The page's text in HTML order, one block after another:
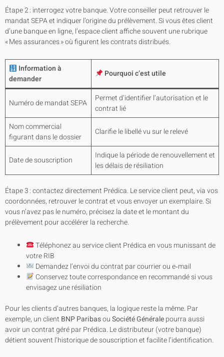
Étape 2 : interrogez votre banque. Votre conseiller peut retrouver le
mandat SEPA et indiquer l’origine du prélèvement. Si vous êtes client
d’une banque en ligne, l’espace client affiche souvent une rubrique
« Mes assurances » où figurent les contrats distribués.
Information à
demander
Pourquoi c’est utile
Numéro de mandat SEPA
Permet d’identifier l’autorisation et le
contrat lié
Nom commercial
figurant dans le dossier
Clarifie le libellé vu sur le relevé
Date de souscription
Indique la période de renouvellement et
les délais de résiliation
Étape 3 : contactez directement Prédica. Le service client peut, via vos
coordonnées, retrouver le contrat et vous envoyer un exemplaire. Si
vous n’avez pas le numéro, précisez la date et le montant du
prélèvement pour accélérer la recherche.
Téléphonez au service client Prédica en vous munissant de
votre RIB
Demandez l’envoi du contrat par courrier ou e‑mail
Conservez toute correspondance en recommandé si vous
envisagez une résiliation
Pour les clients d’autres banques, la logique reste la même. Par
exemple, un client BNP ParibasouSociété Généralepourra aussi
avoir un contrat géré par Prédica. Le distributeur (votre banque)
détient souvent l’historique de souscription et facilite l’identification.